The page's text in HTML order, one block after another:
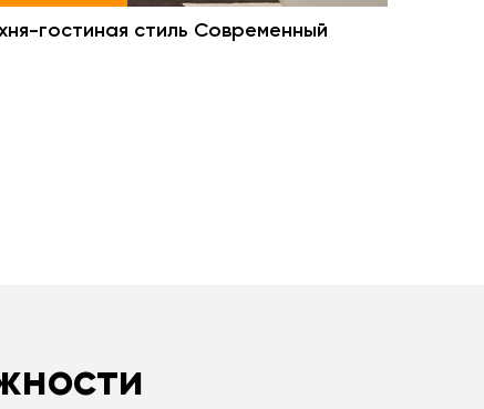
гостиная стиль Современный